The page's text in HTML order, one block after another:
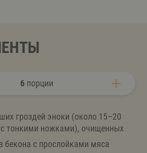
6порции
гроздей эноки (около 15–20
с тонкими ножками), очищенных
бекона с прослойками мяса